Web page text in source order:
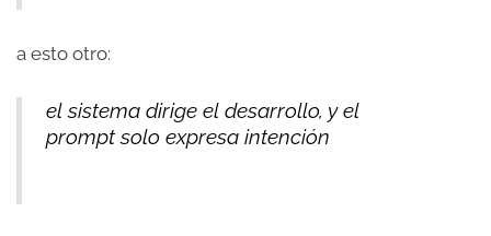
a esto otro:
el sistema dirige el desarrollo, y el
prompt solo expresa intención